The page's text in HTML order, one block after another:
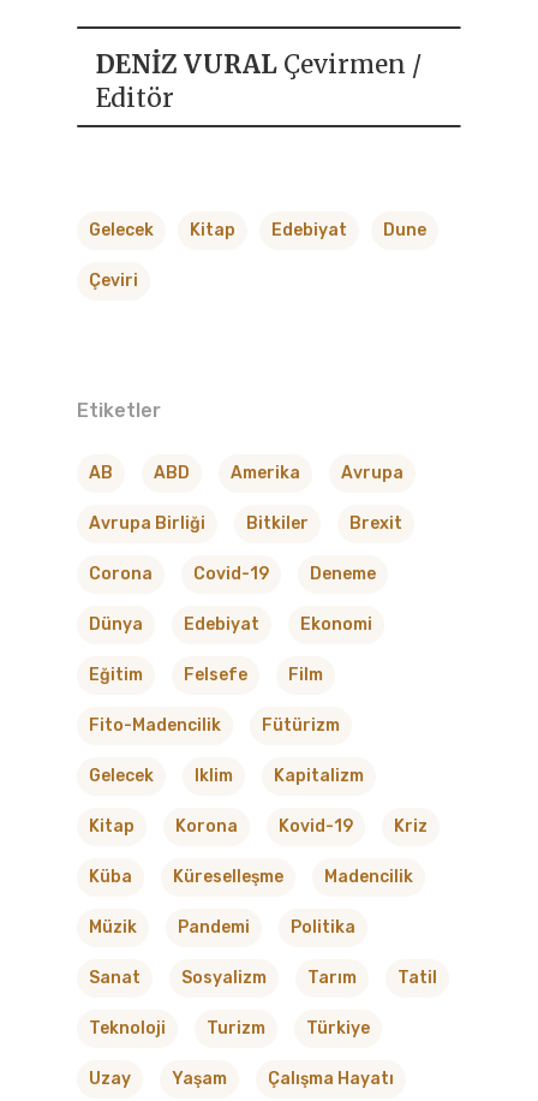
DENİZ VURAL Çevirmen /
Editör
Gelecek Kitap Edebiyat Dune
Çeviri
Etiketler
AB ABD Amerika Avrupa
Avrupa Birliği Bitkiler Brexit
Corona Covid-19 Deneme
Dünya Edebiyat Ekonomi
Eğitim Felsefe Film
Fito-Madencilik Fütürizm
Gelecek Iklim Kapitalizm
Kitap Korona Kovid-19 Kriz
Küba Küreselleşme Madencilik
Müzik Pandemi Politika
Sanat Sosyalizm Tarım Tatil
Teknoloji Turizm Türkiye
Uzay Yaşam Çalışma Hayatı